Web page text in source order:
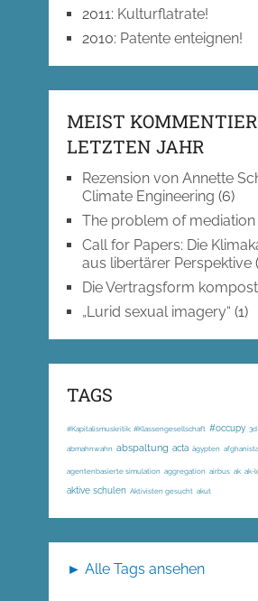
2011: Kulturflatrate!
2010: Patente enteignen!
MEIST
LETZTEN JAHR
Rezension von Annette
Climate Engineering (6)
The problem of mediation
Call for Papers: Die
aus libertärer Perspektive
Die Vertragsform
„Lurid sexual imagery“ (1)
TAGS
#Kapitalismuskritik; #Klassengesellschaft #occupy
abmahnwahn abspaltung acta ägypten
agentenbasierte simulation aggregation airbus ak ak-
aktive schulen Aktivisten gesucht akut
► Alle Tags ansehen